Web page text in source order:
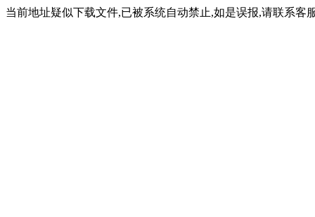
当前地址疑似下载文件,已被系统自动禁止,如是误报,请联系客